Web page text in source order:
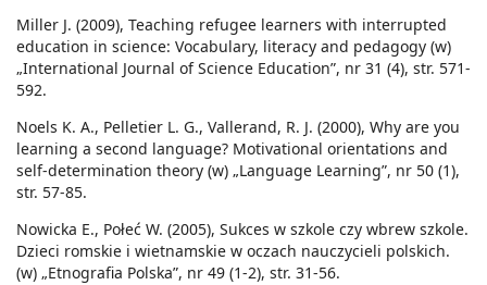
Miller J. (2009), Teaching refugee learners with interrupted
education in science: Vocabulary, literacy and pedagogy (w)
„International Journal of Science Education”, nr 31 (4), str. 571-
592.
Noels K. A., Pelletier L. G., Vallerand, R. J. (2000), Why are you
learning a second language? Motivational orientations and
self-determination theory (w) „Language Learning”, nr 50 (1),
str. 57-85.
Nowicka E., Połeć W. (2005), Sukces w szkole czy wbrew szkole.
Dzieci romskie i wietnamskie w oczach nauczycieli polskich.
(w) „Etnografia Polska”, nr 49 (1-2), str. 31-56.